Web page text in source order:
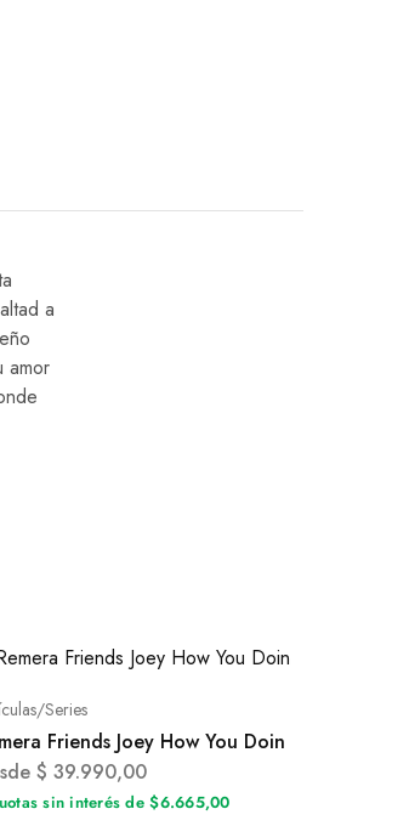
a
amor
Series
Friends Joey How You Doin
$ 39.990,00
sin interés de $6.665,00